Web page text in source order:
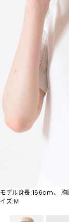
モデル身長:166cm、
イズ:M